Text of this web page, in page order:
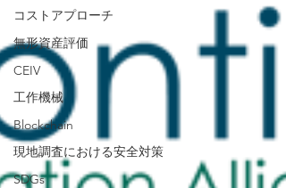
コストアプローチ
無形資産評価
CEIV
工作機械
Blockchain
現地調査における安全対策
SDGs